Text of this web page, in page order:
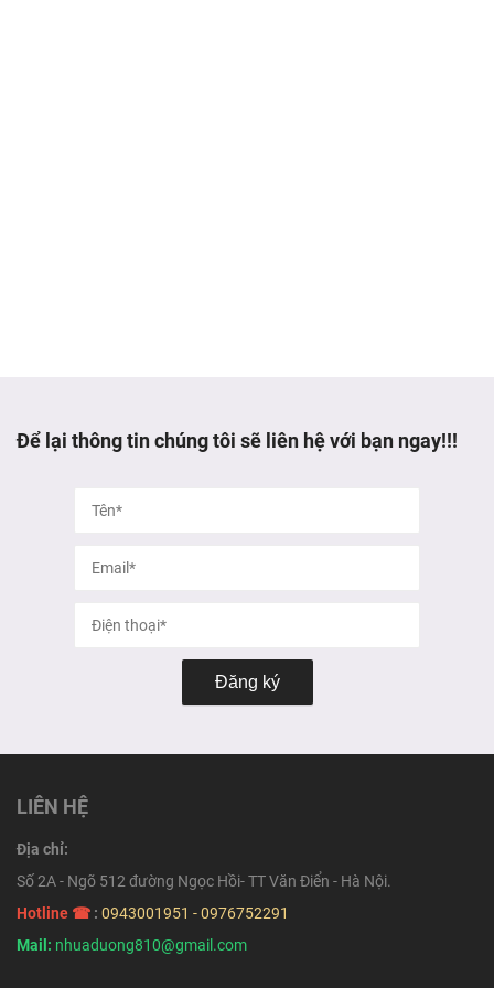
Để lại thông tin chúng tôi sẽ liên hệ với bạn ngay!!!
Đăng ký
LIÊN HỆ
Địa chỉ:
Số 2A - Ngõ 512 đường Ngọc Hồi- TT Văn Điển - Hà Nội.
Hotline ☎ : 0943001951 - 0976752291
Mail: nhuaduong810@gmail.com